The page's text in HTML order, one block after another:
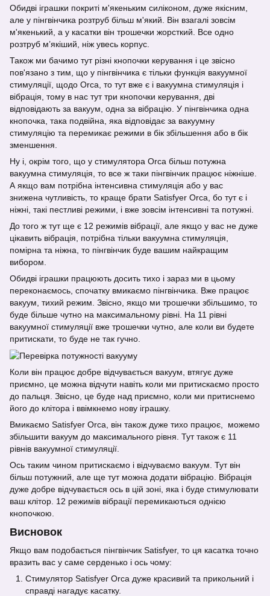
Обидві іграшки покриті м'якеньким силіконом, дуже якісним,
але у пінгвінчика розтруб більш м'який. Він взагалі зовсім
м'якенький, а у касатки він трошечки жорсткий. Все одно
розтруб м’якіший, ніж увесь корпус.
Також ми бачимо тут різні кнопочки керування і це звісно
пов'язано з тим, що у пінгвінчика є тільки функція вакуумної
стимуляції, щодо Orca, то тут вже є і вакуумна стимуляція і
вібрація, тому в нас тут три кнопочки керування, дві
відповідають за вакуум, одна за вібрацію. У пінгвінчика одна
кнопочка, така подвійна, яка відповідає за вакуумну
стимуляцію та перемикає режими в бік збільшення або в бік
зменшення.
Ну і, окрім того, що у стимулятора Orca більш потужна
вакуумна стимуляція, то все ж таки пінгвінчик працює ніжніше.
А якщо вам потрібна інтенсивна стимуляція або у вас
знижена чутливість, то краще брати Satisfyer Orca, бо тут є і
ніжні, такі пестливі режими, і вже зовсім інтенсивні та потужні.
До того ж тут ще є 12 режимів вібрації, але якщо у вас не дуже
цікавить вібрація, потрібна тільки вакуумна стимуляція,
помірна та ніжна, то пінгвінчик буде вашим найкращим
вибором.
Обидві іграшки працюють досить тихо і зараз ми в цьому
переконаємось, спочатку вмикаємо пінгвінчика. Вже працює
вакуум, тихий режим. Звісно, якщо ми трошечки збільшимо, то
буде більше чутно на максимальному рівні. На 11 рівні
вакуумної стимуляції вже трошечки чутно, але коли ви будете
притискати, то буде не так гучно.
Коли він працює добре відчувається вакуум, втягує дуже
приємно, це можна відчути навіть коли ми притискаємо просто
до пальця. Звісно, це буде над приємно, коли ми притиснемо
його до клітора і ввімкнемо нову іграшку.
Вмикаємо Satisfyer Orca, він також дуже тихо працює, можемо
збільшити вакуум до максимального рівня. Тут також є 11
рівнів вакуумної стимуляції.
Ось таким чином притискаємо і відчуваємо вакуум. Тут він
більш потужний, але ще тут можна додати вібрацію. Вібрація
дуже добре відчувається ось в цій зоні, яка і буде стимулювати
ваш клітор. 12 режимів вібрації перемикаються однією
кнопочкою.
Висновок
Якщо вам подобається пінгвінчик Satisfyer, то ця касатка точно
вразить вас у саме серденько і ось чому:
Стимулятор Satisfyer Orca дуже красивий та прикольний і
справді нагадує касатку.